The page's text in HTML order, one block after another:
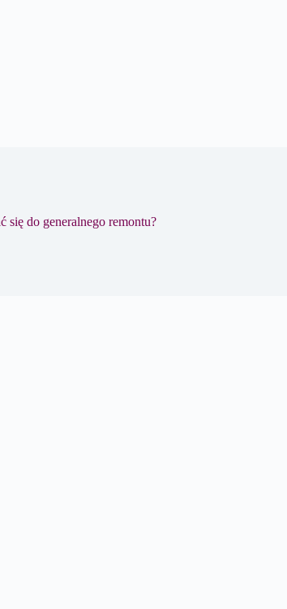
się do generalnego remontu?